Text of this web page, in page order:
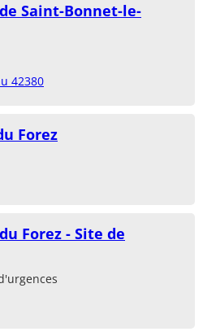
Saint-Bonnet-le-
42380
Forez
Forez - Site de